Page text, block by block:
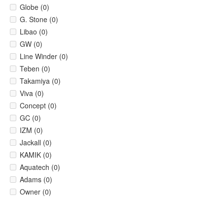
Globe (0)
G. Stone (0)
Libao (0)
GW (0)
Line Winder (0)
Teben (0)
Takamiya (0)
Viva (0)
Concept (0)
GC (0)
IZM (0)
Jackall (0)
KAMIK (0)
Aquatech (0)
Adams (0)
Owner (0)